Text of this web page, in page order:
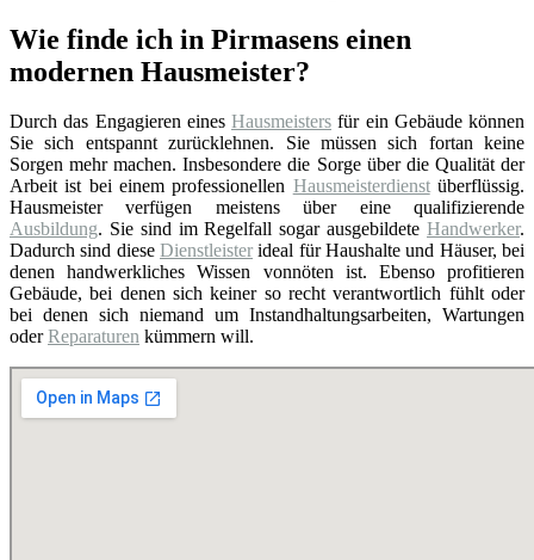
Wie finde ich in Pirmasens einen
modernen Hausmeister?
Durch das Engagieren eines Hausmeisters für ein Gebäude können
Sie sich entspannt zurücklehnen. Sie müssen sich fortan keine
Sorgen mehr machen. Insbesondere die Sorge über die Qualität der
Arbeit ist bei einem professionellen Hausmeisterdienstüberflüssig.
Hausmeister verfügen meistens über eine qualifizierende
Ausbildung. Sie sind im Regelfall sogar ausgebildete Handwerker.
Dadurch sind diese Dienstleister ideal für Haushalte und Häuser, bei
denen handwerkliches Wissen vonnöten ist. Ebenso profitieren
Gebäude, bei denen sich keiner so recht verantwortlich fühlt oder
bei denen sich niemand um Instandhaltungsarbeiten, Wartungen
oderReparaturen kümmern will.